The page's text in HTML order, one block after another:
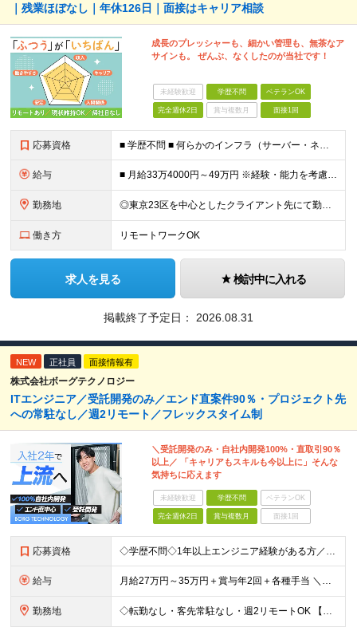
｜残業ほぼなし｜年休126日｜面接はキャリア相談
成長のプレッシャーも、細かい管理も、無茶なア
サインも。 ぜんぶ、なくしたのが当社です！
未経験歓迎 学歴不問 ベテランOK
完全週休2日 賞与複数月 面接1回
応募資格 ■ 学歴不問 ■ 何らかのインフラ（サーバー・ネットワーク）の実務経験をお持ちの方 ※運用・保守の経験のみという方も大歓迎です！ ＼こんな方にピッタリの環境です／ ◎案件がコロコロ変わることに疲れて
給与 ■ 月給33万4000円～49万円 ※経験・能力を考慮して優遇します。 ※上記には固定残業代（月30時間分・6万3500円～9万3100円）を含みます。超過分は全額支給。 ※待機期間中全額給与を保証
勤務地 ◎東京23区を中心としたクライアント先にて勤務いただきます（転居を伴う転勤なし） ◎在宅勤務も活用できます ■ 本社 東京都江戸川区南葛西3-5-3-402 (変更の範囲)上記を除く当社関連勤務地
働き方 リモートワークOK
求人を見る 検討中に入れる
掲載終了予定日： 2026.08.31
NEW 正社員 面接情報有
株式会社ボーグテクノロジー
ITエンジニア／受託開発のみ／エンド直案件90％・プロジェクト先
への常駐なし／週2リモート／フレックスタイム制
＼受託開発のみ・自社内開発100%・直取引90％
以上／ 「キャリアもスキルも今以上に」そんな
気持ちに応えます
未経験歓迎 学歴不問 ベテランOK
完全週休2日 賞与複数月 面接1回
応募資格 ◇学歴不問◇1年以上エンジニア経験がある方／人柄重視の採用です 必須条件―MUST― ■1年以上エンジニア経験がある方 ■C#、Java、Node.js、VB.NETを使った実務経験がある方 ＼こ
給与 月給27万円～35万円＋賞与年2回＋各種手当 ＼豊かな経験がある方はさらに加給！／ 月給35万円～40万円＋賞与年2回＋各種手当 ※ご経験やスキル、前職給等を考慮して給与額を決定します
勤務地 ◇転勤なし・客先常駐なし・週2リモートOK 【本社】東京都台東区上野7-2-8 岡田タイルビル702 【第1分室】東京都台東区上野7-6-10 MSKビル4階 【第2分室】東京都台東区上野7-8-2